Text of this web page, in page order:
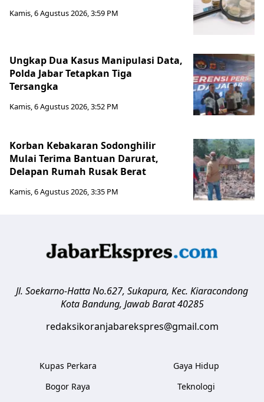
Kamis, 6 Agustus 2026, 3:59 PM
Ungkap Dua Kasus Manipulasi Data,
Polda Jabar Tetapkan Tiga
Tersangka
Kamis, 6 Agustus 2026, 3:52 PM
Korban Kebakaran Sodonghilir
Mulai Terima Bantuan Darurat,
Delapan Rumah Rusak Berat
Kamis, 6 Agustus 2026, 3:35 PM
Jl. Soekarno-Hatta No.627, Sukapura, Kec. Kiaracondong
Kota Bandung, Jawab Barat 40285
redaksikoranjabarekspres@gmail.com
Kupas Perkara
Bogor Raya
Gaya Hidup
Teknologi